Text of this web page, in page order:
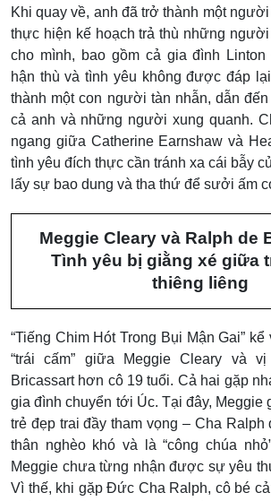
Khi quay về, anh đã trở thành một
thực hiện kế hoạch trả thù những
cho mình, bao gồm cả gia đình Linton
hận thù và tình yêu không được đáp
thành một con người tàn nhẫn, dẫn
cả anh và những người xung quanh.
ngang giữa Catherine Earnshaw và
tình yêu đích thực cần tránh xa cái bẫy
lấy sự bao dung và tha thứ để sưởi ấm
Meggie Cleary và Ralph de
Tình yêu bị giằng xé giữa
thiêng liêng
“Tiếng Chim Hót Trong Bụi Mận Gai”
“trái cấm” giữa Meggie Cleary và
Bricassart hơn cô 19 tuổi. Cả hai gặp
gia đình chuyển tới Úc. Tại đây, Meggie
trẻ đẹp trai đầy tham vọng – Cha Ralph
thân nghèo khó và là “công chúa
Meggie chưa từng nhận được sự yêu
Vì thế, khi gặp Đức Cha Ralph, cô bé